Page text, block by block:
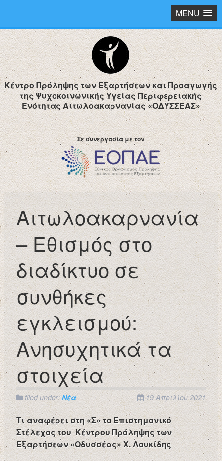
MENU
Κέντρο Πρόληψης των Εξαρτήσεων και Προαγωγής
της Ψυχοκοινωνικής Υγείας Περιφερειακής
Ενότητας Αιτωλοακαρνανίας «ΟΔΥΣΣΕΑΣ»
Σε συνεργασία με τον
Αιτωλοακαρνανία
– Εθισμός στο
διαδίκτυο σε
συνθήκες
εγκλεισμού:
Ανησυχητικά τα
στοιχεία
19 Απριλίου 2021
filed under:Νέα
Τι αναφέρει στη «Σ» το Επιστημονικό
Στέλεχος του Κέντρου Πρόληψης των
Εξαρτήσεων «Οδυσσέας» Χ. Λουκίδης